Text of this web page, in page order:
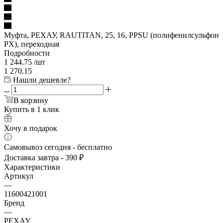
Муфта, РЕХАУ, RAUTITAN, 25, 16, PPSU (полифенилсульфон
PX), переходная
Подробности
1 244.75 /шт
1 270.15
Нашли дешевле?
В корзину
Купить в 1 клик
Хочу в подарок
Самовывоз сегодня - бесплатно
Доставка завтра - 390 ₽
Характеристики
Артикул
—
11600421001
Бренд
—
РЕХАУ